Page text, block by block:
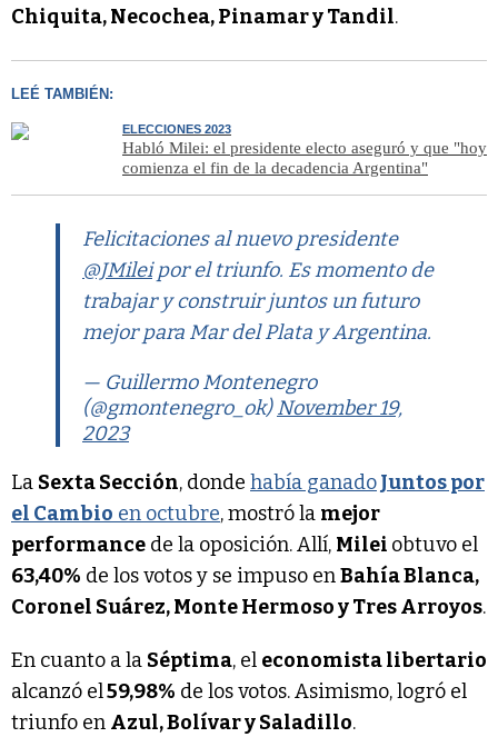
Chiquita, Necochea, Pinamar y Tandil.
LEÉ TAMBIÉN:
ELECCIONES 2023
Habló Milei: el presidente electo aseguró y que "hoy
comienza el fin de la decadencia Argentina"
Felicitaciones al nuevo presidente
@JMileipor el triunfo. Es momento de
trabajar y construir juntos un futuro
mejor para Mar del Plata y Argentina.
— Guillermo Montenegro
(@gmontenegro_ok)November 19,
2023
La Sexta Sección, donde había ganadoJuntos por
el Cambio en octubre, mostró la mejor
performance de la oposición. Allí, Milei obtuvo el
63,40% de los votos y se impuso enBahía Blanca,
Coronel Suárez, Monte Hermoso y Tres Arroyos.
En cuanto a la Séptima, el economista libertario
alcanzó el59,98% de los votos. Asimismo, logró el
triunfo en Azul, Bolívar y Saladillo.